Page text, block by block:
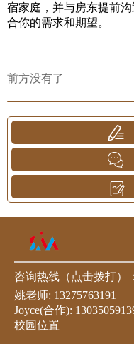
宿家庭，并与房东提前
合你的需求和期望。
前方没有了
咨询热线（点击拨打）：
姚老师: 13275763191
Joyce(合作):
校园位置